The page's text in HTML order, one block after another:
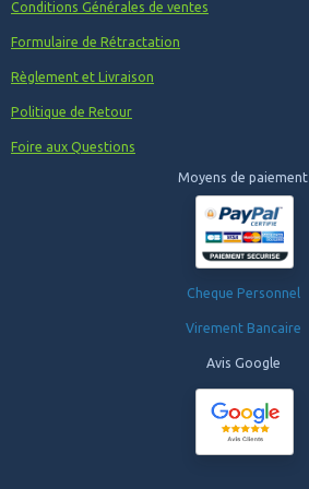
Conditions Générales de ventes
Formulaire de Rétractation
Règlement et Livraison
Politique de Retour
Foire aux Questions
Moyens de paiement
Cheque Personnel
Virement Bancaire
Avis Google